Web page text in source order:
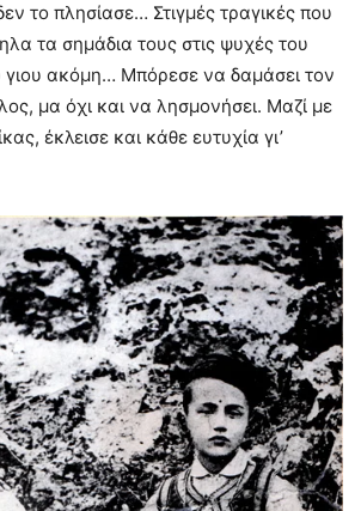
το πλησίασε… Στιγμές τραγικές που
τα σημάδια τους στις ψυχές του
γιου ακόμη… Μπόρεσε να δαμάσει τον
μα όχι και να λησμονήσει. Μαζί με
έκλεισε και κάθε ευτυχία γι’